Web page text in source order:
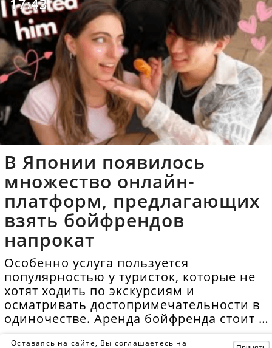
17:43
В Японии появилось
множество онлайн-
платформ, предлагающих
взять бойфрендов
напрокат
Особенно услуга пользуется
популярностью у туристок, которые не
хотят ходить по экскурсиям и
осматривать достопримечательности в
одиночестве. Аренда бойфренда стоит в
Оставаясь на сайте, Вы соглашаетесь на